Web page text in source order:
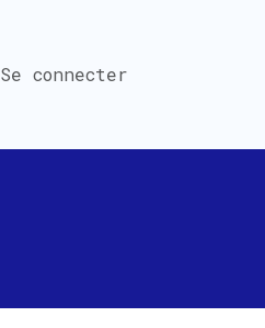
Se connecter